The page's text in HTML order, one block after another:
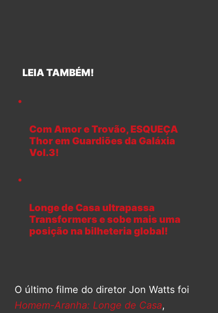
LEIA TAMBÉM!
Com Amor e Trovão, ESQUEÇA
Thor em Guardiões da Galáxia
Vol.3!
Longe de Casa ultrapassa
Transformers e sobe mais uma
posição na bilheteria global!
O último filme do diretor Jon Watts foi
Homem-Aranha: Longe de Casa,